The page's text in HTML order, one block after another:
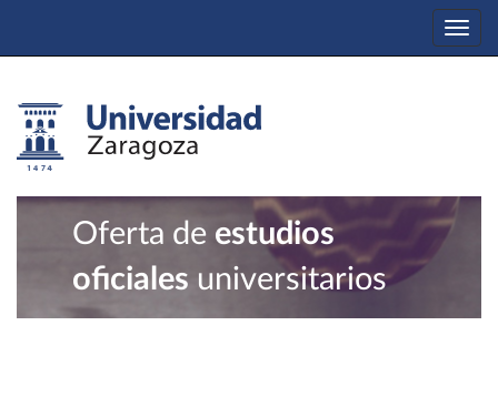
Oferta de estudios
oficiales universitarios